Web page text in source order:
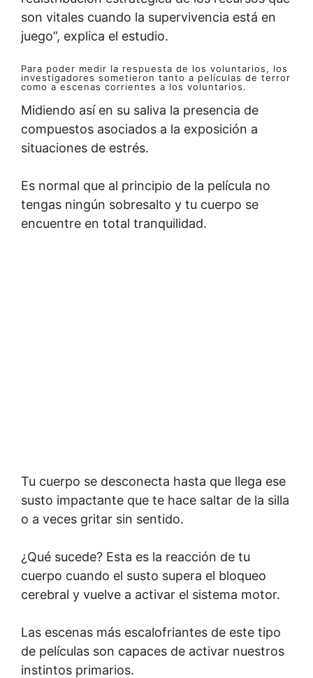
son vitales cuando la supervivencia está en
juego”, explica el estudio.
Para poder medir la respuesta de los voluntarios, los
investigadores sometieron tanto a películas de terror
como a escenas corrientes a los voluntarios.
Midiendo así en su saliva la presencia de
compuestos asociados a la exposición a
situaciones de estrés.
Es normal que al principio de la película no
tengas ningún sobresalto y tu cuerpo se
encuentre en total tranquilidad.
Tu cuerpo se desconecta hasta que llega ese
susto impactante que te hace saltar de la silla
o a veces gritar sin sentido.
¿Qué sucede? Esta es la reacción de tu
cuerpo cuando el susto supera el bloqueo
cerebral y vuelve a activar el sistema motor.
Las escenas más escalofriantes de este tipo
de películas son capaces de activar nuestros
instintos primarios.